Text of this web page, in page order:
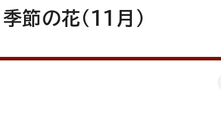
の花（11月）